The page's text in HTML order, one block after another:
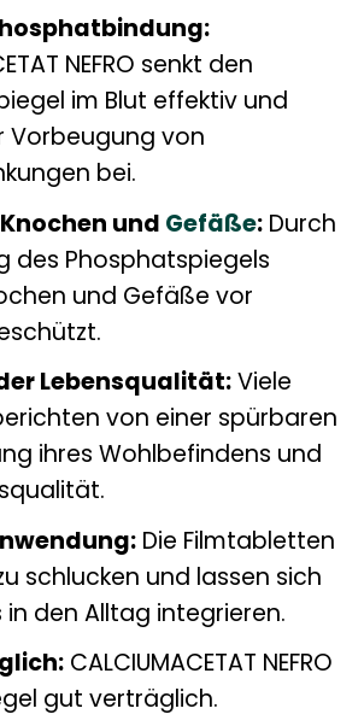
NEFRO senkt den
im Blut effektiv und
Vorbeugung von
bei.
und Gefäße:Durch
des Phosphatspiegels
und Gefäße vor
Lebensqualität:Viele
von einer spürbaren
ihres Wohlbefindens und
Die Filmtabletten
schlucken und lassen sich
den Alltag integrieren.
CALCIUMACETAT NEFRO
gut verträglich.